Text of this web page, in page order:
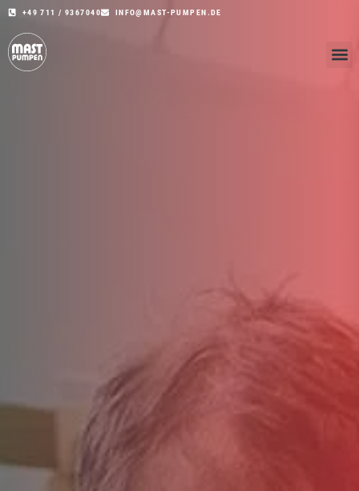
+49 711 / 9367040 INFO@MAST-PUMPEN.DE